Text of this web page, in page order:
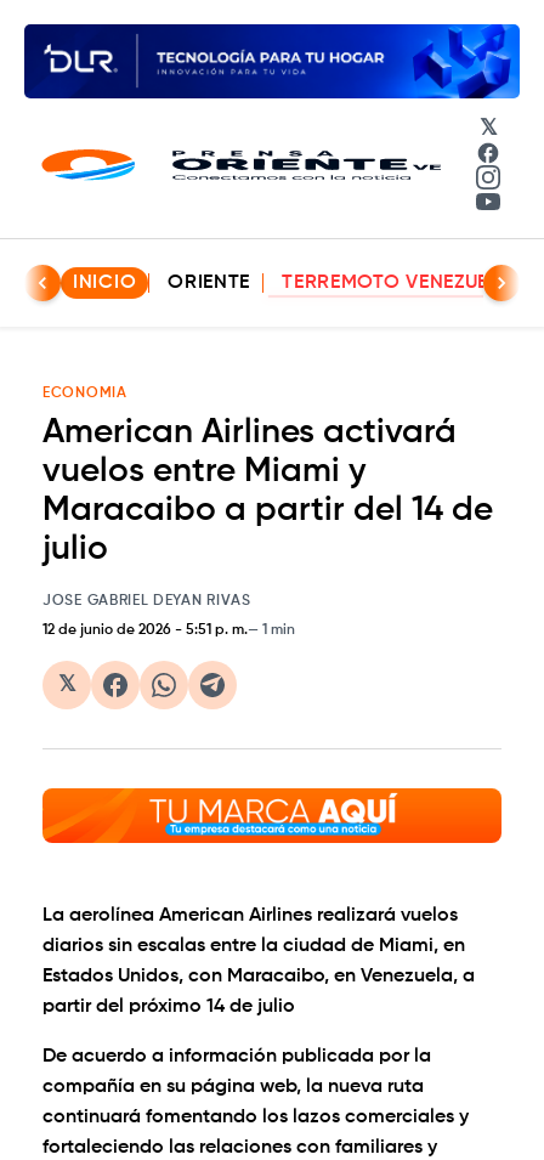
𝕏
INICIO ORIENTE TERREMOTO VENEZUELA
ECONOMIA
American Airlines activará
vuelos entre Miami y
Maracaibo a partir del 14 de
julio
JOSE GABRIEL DEYAN RIVAS
12 de junio de 2026 - 5:51 p. m. 1 min
𝕏
La aerolínea American Airlines realizará vuelos
diarios sin escalas entre la ciudad de Miami, en
Estados Unidos, con Maracaibo, en Venezuela, a
partir del próximo 14 de julio
De acuerdo a información publicada por la
compañía en su página web, la nueva ruta
continuará fomentando los lazos comerciales y
fortaleciendo las relaciones con familiares y